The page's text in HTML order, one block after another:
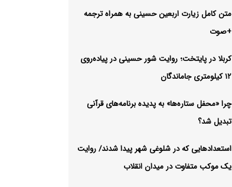
متن کامل زیارت اربعین حسینی به همراه ترجمه
+صوت
کربلا در پایتخت؛ روایت شور حسینی در پیاده‌روی
۱۲ کیلومتری جاماندگان
چرا «محفل ستاره‌ها» به پدیده برنامه‌های قرآنی
تبدیل شد؟
استعدادهایی که در شلوغی شهر پیدا شدند/ روایت
یک موکب متفاوت در میدان انقلاب